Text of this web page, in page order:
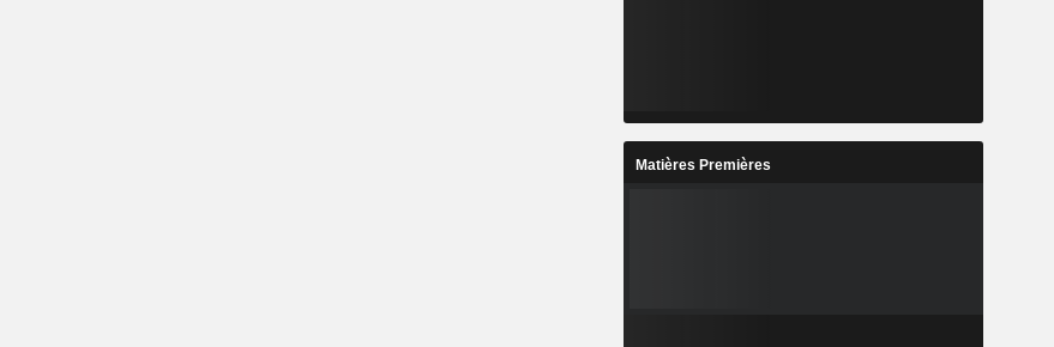
Matières Premières